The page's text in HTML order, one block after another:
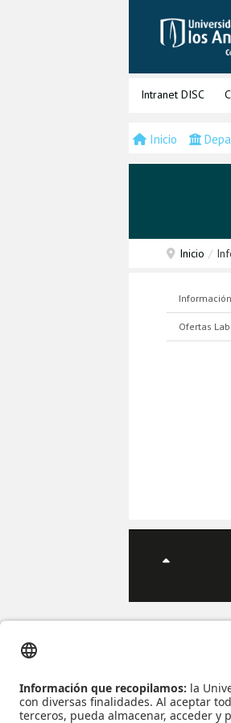
Intranet DISC
Inicio
Inicio /
Ofertas